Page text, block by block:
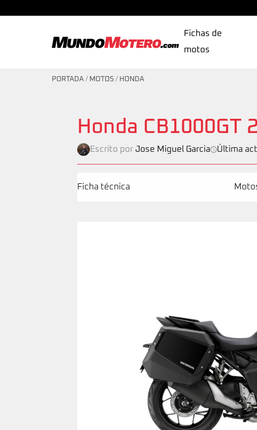
Fichas de
motos
PORTADA / MOTOS / HONDA
Honda CB1000GT
Escrito por Jose Miguel Garcia Última
Ficha técnica